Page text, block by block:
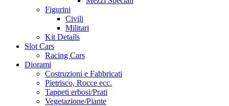
Figurini
Civili
Militari
Kit Details
Slot Cars
Racing Cars
Diorami
Costruzioni e Fabbricati
Pietrisco, Rocce ecc.
Tappeti erbosi/Prati
Vegetazione/Piante